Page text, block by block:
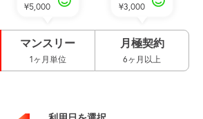
¥5,000
マンスリー
1ヶ月単位
¥3,000
月極契約
6ヶ月以上